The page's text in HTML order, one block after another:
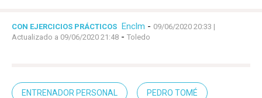
CON EJERCICIOS PRÁCTICOS Enclm - 09/06/2020 20:33 |
Actualizado a 09/06/2020 21:48 - Toledo
ENTRENADOR PERSONAL PEDRO TOMÉ